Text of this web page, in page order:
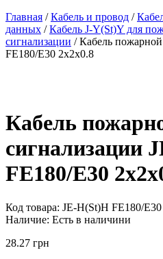
Главная /Кабель и провод /
данных /Кабель J-Y(St)Y для
сигнализации / Кабель
FE180/E30 2х2х0.8
Кабель
сигнализации
FE180/E30
Код товара: JE-H(St)H FE180/
Наличие: Есть в наличини
28.27 грн